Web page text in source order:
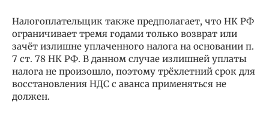
Налогоплательщик также предполагает, что НК РФ
ограничивает тремя годами только возврат или
зачёт излишне уплаченного налога на основании п.
7 ст. 78 НК РФ. В данном случае излишней уплаты
налога не произошло, поэтому трёхлетний срок для
восстановления НДС с аванса применяться не
должен.